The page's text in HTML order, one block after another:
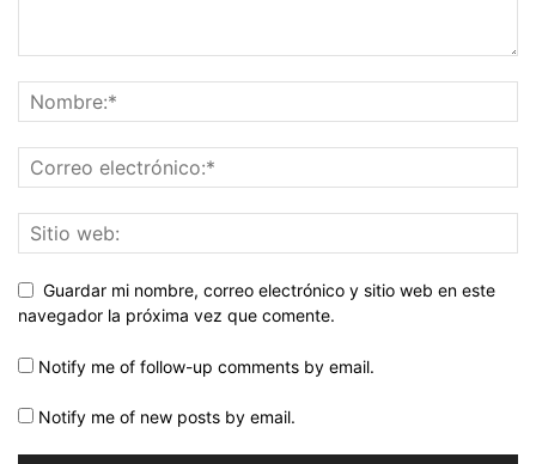
Guardar mi nombre, correo electrónico y sitio web en este
navegador la próxima vez que comente.
Notify me of follow-up comments by email.
Notify me of new posts by email.